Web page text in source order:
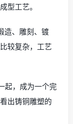
型工艺。
造、雕刻、镀
较复杂，工艺
起，成为一个完
出铸铜雕塑的